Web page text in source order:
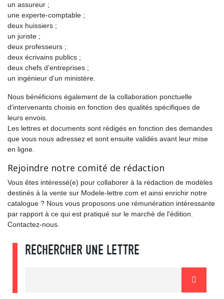
un assureur ;
une experte-comptable ;
deux huissiers ;
un juriste ;
deux professeurs ;
deux écrivains publics ;
deux chefs d'entreprises ;
un ingénieur d'un ministère.
Nous bénéficions également de la collaboration ponctuelle
d'intervenants choisis en fonction des qualités spécifiques de
leurs envois.
Les lettres et documents sont rédigés en fonction des demandes
que vous nous adressez et sont ensuite validés avant leur mise
en ligne.
Rejoindre notre comité de rédaction
Vous êtes intéressé(e) pour collaborer à la rédaction de modèles
destinés à la vente sur Modele-lettre.com et ainsi enrichir notre
catalogue ? Nous vous proposons une rémunération intéressante
par rapport à ce qui est pratiqué sur le marché de l'édition.
Contactez-nous.
RECHERCHER UNE LETTRE